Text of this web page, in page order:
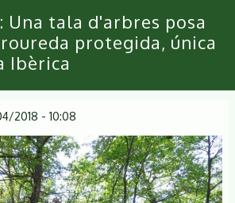
Una tala d'arbres posa
protegida, única
Ibèrica
2018 - 10:08